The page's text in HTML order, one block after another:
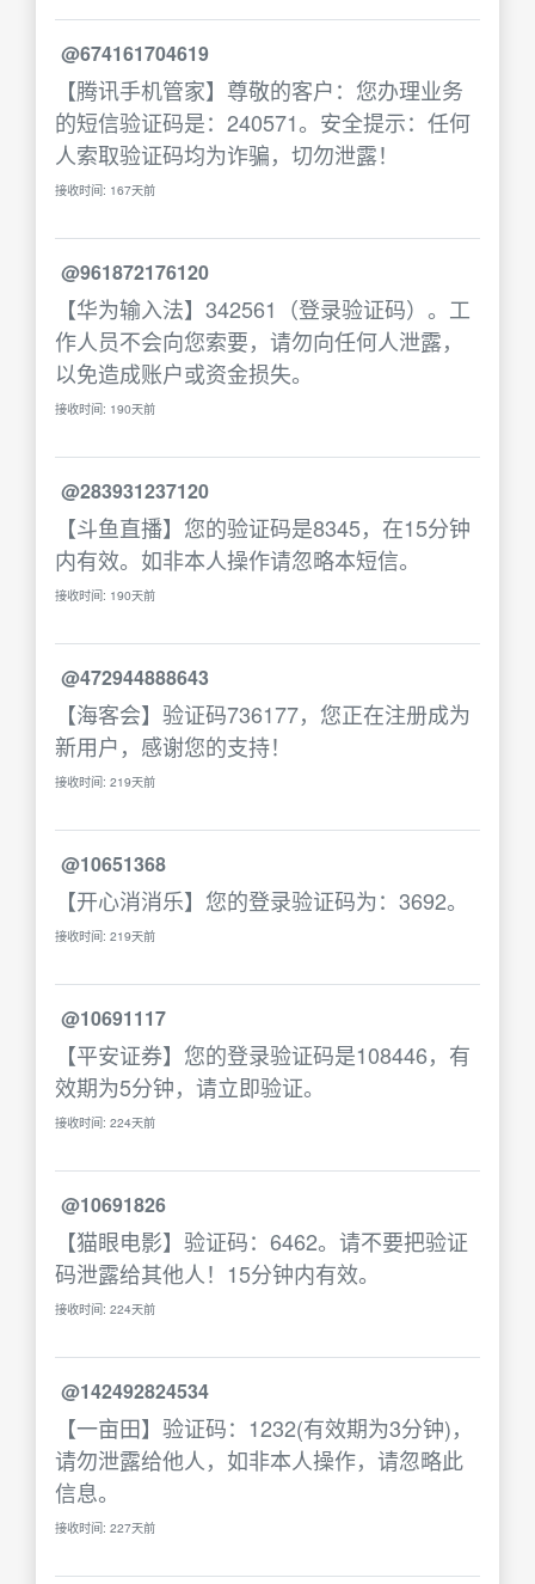
@674161704619
【腾讯手机管家】尊敬的客户：您办理业务
的短信验证码是：240571。安全提示：任何
人索取验证码均为诈骗，切勿泄露！
接收时间: 167天前
@961872176120
【华为输入法】342561（登录验证码）。工
作人员不会向您索要，请勿向任何人泄露，
以免造成账户或资金损失。
接收时间: 190天前
@283931237120
【斗鱼直播】您的验证码是8345，在15分钟
内有效。如非本人操作请忽略本短信。
接收时间: 190天前
@472944888643
【海客会】验证码736177，您正在注册成为
新用户，感谢您的支持！
接收时间: 219天前
@10651368
【开心消消乐】您的登录验证码为：3692。
接收时间: 219天前
@10691117
【平安证券】您的登录验证码是108446，有
效期为5分钟，请立即验证。
接收时间: 224天前
@10691826
【猫眼电影】验证码：6462。请不要把验证
码泄露给其他人！15分钟内有效。
接收时间: 224天前
@142492824534
【一亩田】验证码：1232(有效期为3分钟)，
请勿泄露给他人，如非本人操作，请忽略此
信息。
接收时间: 227天前